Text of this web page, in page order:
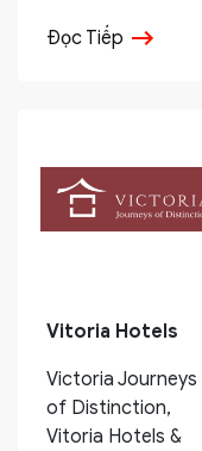
Đọc Tiếp
Vitoria Hotels
Victoria Journeys
of Distinction,
Vitoria Hotels &